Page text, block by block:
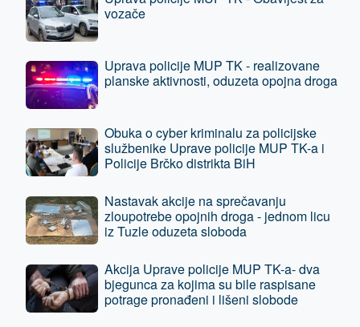
vozače
Uprava policije MUP TK - realizovane
planske aktivnosti, oduzeta opojna droga
Obuka o cyber kriminalu za policijske
službenike Uprave policije MUP TK-a i
Policije Brčko distrikta BiH
Nastavak akcije na sprečavanju
zloupotrebe opojnih droga - jednom licu
iz Tuzle oduzeta sloboda
Akcija Uprave policije MUP TK-a- dva
bjegunca za kojima su bile raspisane
potrage pronađeni i lišeni slobode